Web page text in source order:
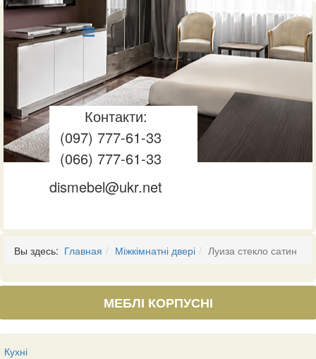
Контакти:
(097) 777-61-33
(066) 777-61-33
dismebel@ukr.net
Вы здесь: Главная Міжкімнатні двері Луиза стекло сатин
МЕБЛІ КОРПУСНІ
Кухні